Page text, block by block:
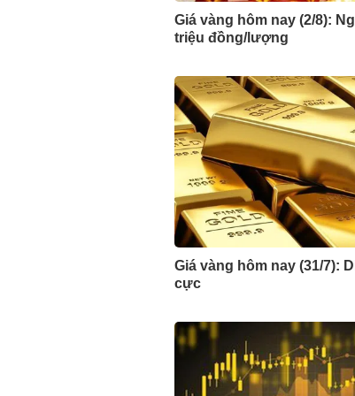
Giá vàng hôm nay (2/8):
triệu đồng/lượng
Giá vàng hôm nay (31/7):
cực